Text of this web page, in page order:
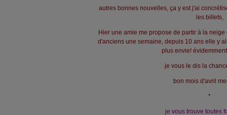
autres bonnes nouvelles, ça y est j'ai
les billets,
Hier une amie me propose de partir à la
d'anciens une semaine, depuis 10 ans elle y
plus envie!
je vous le dis la
bon mois d'avril
*
je vous trouve toutes